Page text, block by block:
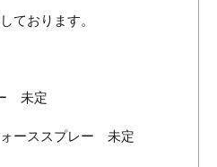
ております。
未定
ーススプレー 未定